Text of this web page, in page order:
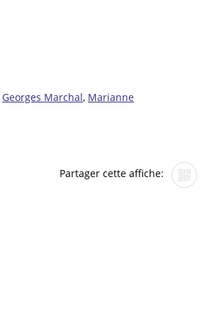
Georges Marchal, Marianne
Partager cette affiche: